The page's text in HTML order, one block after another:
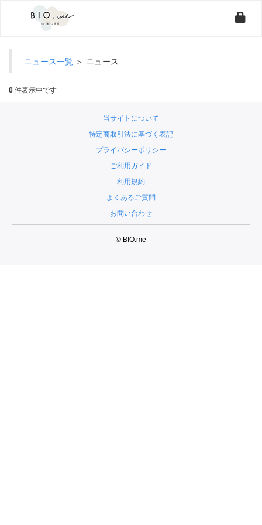
ニュース一覧 ＞ ニュース
0 件表示中です
当サイトについて
特定商取引法に基づく表記
プライバシーポリシー
ご利用ガイド
利用規約
よくあるご質問
お問い合わせ
© BIO.me